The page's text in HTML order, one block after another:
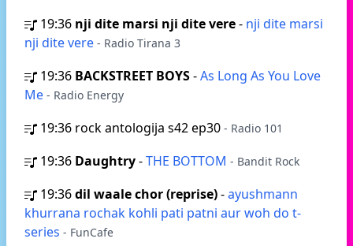
19:36 nji dite marsi nji dite vere- nji dite marsi
nji dite vere - Radio Tirana 3
19:36 BACKSTREET BOYS-As Long As You Love
Me - Radio Energy
19:36 rock antologija s42 ep30 - Radio 101
19:36 Daughtry-THE BOTTOM - Bandit Rock
19:36dil waale chor (reprise)-ayushmann
khurrana rochak kohli pati patni aur woh do t-
series - FunCafe